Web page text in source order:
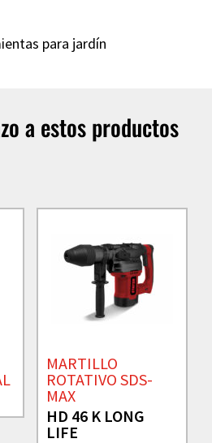
para jardín
a estos productos
MARTILLO
ROTATIVO SDS-
MAX
HD 46 K LONG
LIFE